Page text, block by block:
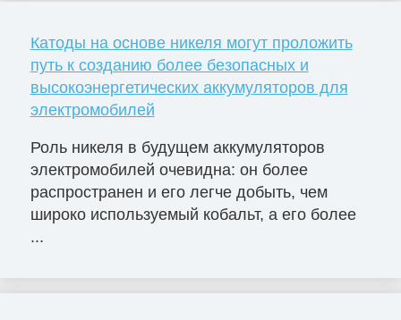
Катоды на основе никеля могут проложить
путь к созданию более безопасных и
высокоэнергетических аккумуляторов для
электромобилей
Роль никеля в будущем аккумуляторов
электромобилей очевидна: он более
распространен и его легче добыть, чем
широко используемый кобальт, а его более
...